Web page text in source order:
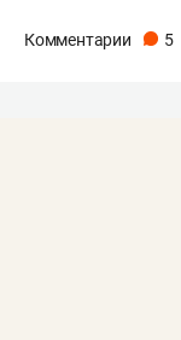
Комментарии 5